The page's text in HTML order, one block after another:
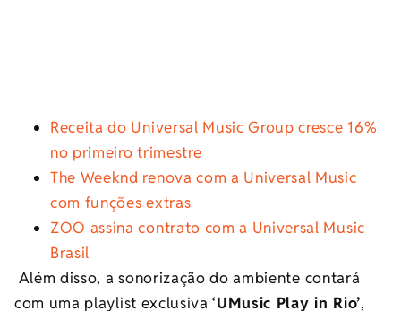
Receita do Universal Music Group cresce 16%
no primeiro trimestre
The Weeknd renova com a Universal Music
com funções extras
ZOO assina contrato com a Universal Music
Brasil
Além disso, a sonorização do ambiente contará
com uma playlist exclusiva ‘UMusic Play in Rio’,